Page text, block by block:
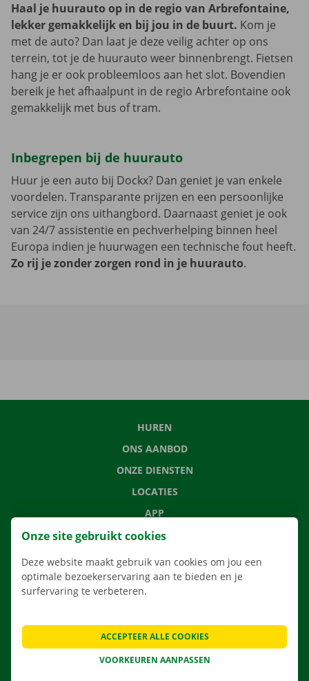
Haal je huurauto op in de regio van Arbrefontaine,
lekker gemakkelijk en bij jou in de buurt. Kom je
met de auto? Dan laat je deze veilig achter op ons
terrein, tot je de huurauto weer binnenbrengt. Fietsen
hang je er ook probleemloos aan het slot. Bovendien
bereik je het afhaalpunt in de regio Arbrefontaine ook
gemakkelijk met bus of tram.
Inbegrepen bij de huurauto
Huur je een auto bij Dockx? Dan geniet je van enkele
voordelen. Transparante prijzen en een persoonlijke
service zijn ons uithangbord. Daarnaast geniet je ook
van 24/7 assistentie en pechverhelping binnen heel
Europa indien je huurwagen een technische fout heeft.
Zo rij je zonder zorgen rond in je huurauto.
HUREN
ONS AANBOD
ONZE DIENSTEN
LOCATIES
APP
VERHUISOPLOSSINGEN
NIEUWS
CADEAUBON
Onze site gebruikt cookies
Deze website maakt gebruik van cookies om jou een
optimale bezoekerservaring aan te bieden en je
surfervaring te verbeteren.
VOORKEUREN AANPASSEN
ACCEPTEER ALLE COOKIES